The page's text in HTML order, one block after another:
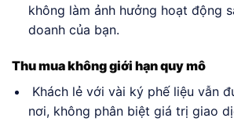
không làm ảnh hưởng hoạt động
doanh của bạn.
Thu mua không giới hạn quy mô
Khách lẻ với vài ký phế liệu vẫn
nơi, không phân biệt giá trị giao